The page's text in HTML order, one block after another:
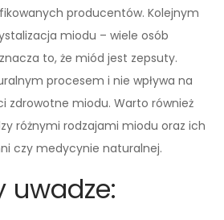
producentów. Kolejnym
miodu – wiele osób
to, że miód jest zepsuty.
procesem i nie wpływa na
zdrowotne miodu. Warto również
różnymi rodzajami miodu oraz ich
czy medycynie naturalnej.
uwadze: